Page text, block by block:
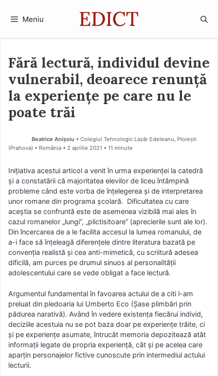
Meniu
Fără lectură, individul devine
vulnerabil, deoarece renunță
la experiențe pe care nu le
poate trăi
Beatrice Anișoiu • Colegiul Tehnologic Lazăr Edeleanu, Ploiești
(Prahova) • România
2 aprilie 2021 • 11 minute
Iniţiativa acestui articol a venit în urma experienţei la catedră
şi a constatării că majoritatea elevilor de liceu întâmpină
probleme când este vorba de înţelegerea şi de interpretarea
unor romane din programa şcolară. Dificultatea cu care
aceştia se confruntă este de asemenea vizibilă mai ales în
cazul romanelor „lungi”, „plictisitoare” (aprecierile sunt ale lor).
Din încercarea de a le facilita accesul la lumea romanului, de
a-i face să înţeleagă diferenţele dintre literatura bazată pe
convenţia realistă şi cea anti-mimetică, cu scriitură adesea
dificilă, am purces pe drumul sinuos al personalității
adolescentului care se vede obligat a face lectură.
Argumentul fundamental în favoarea actului de a citi l-am
preluat din pledoaria lui Umberto Eco (Şase plimbări prin
pădurea narativă). Având în vedere existenţa fiecărui individ,
deciziile acestuia nu se pot baza doar pe experienţe trăite, ci
şi pe experienţe asumate, întrucât memoria depozitează atât
informaţii legate de propria experienţă, cât şi pe acelea care
aparţin personajelor fictive cunoscute prin intermediul actului
lecturii.